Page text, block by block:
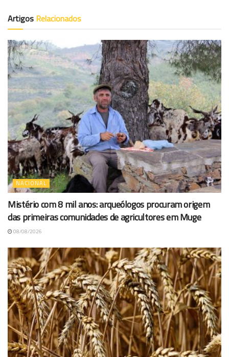
Artigos Relacionados
NACIONAL
Mistério com 8 mil anos: arqueólogos procuram origem
das primeiras comunidades de agricultores em Muge
08/08/2026